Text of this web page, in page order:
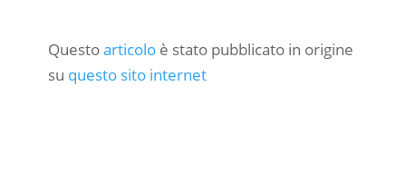
Questoarticoloè stato pubblicato in origine
su questo sito internet